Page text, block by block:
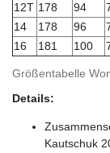
Größentabelle
12T 178 94
14
178 96
16
181 100
Details:
Kautschuk